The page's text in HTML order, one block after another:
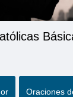
Oraciones